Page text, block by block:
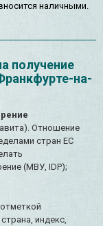
наличными.
получение
на-
Отношение
стран ЕС
(МВУ, IDP);
индекс,